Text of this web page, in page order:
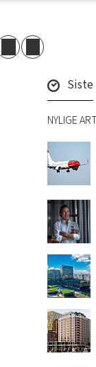
Siste
NYLIGE